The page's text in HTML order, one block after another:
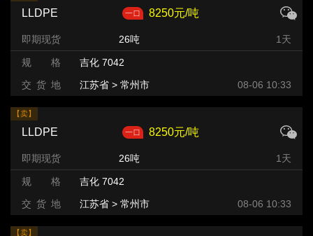
LLDPE 8250元/吨
即期现货 26吨 1天
规 格
吉化 7042
交 货 地
江苏省 > 常州市 08-06 10:33
【卖】
LLDPE 8250元/吨
即期现货 26吨 1天
规 格
吉化 7042
交 货 地
江苏省 > 常州市 08-06 10:33
【卖】